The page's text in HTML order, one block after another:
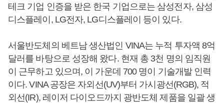
테크 기업 인증을 받은 한국 기업으로는 삼성전자, 삼성
디스플레이, LG전자, LG디스플레이 등이 있다.
서울반도체의 베트남 생산법인 VINA는 누적 투자액 8억
달러를 바탕으로 성장해 왔다. 현재 총 3천 명의 임직원
이 근무하고 있으며, 이 가운데 700 명이 기술개발 인력
이다. VINA 공장은 자외선(UV)부터 가시광선(RGB), 적
외선(IR), 레이저 다이오드까지 광반도체 제품을 일괄 생